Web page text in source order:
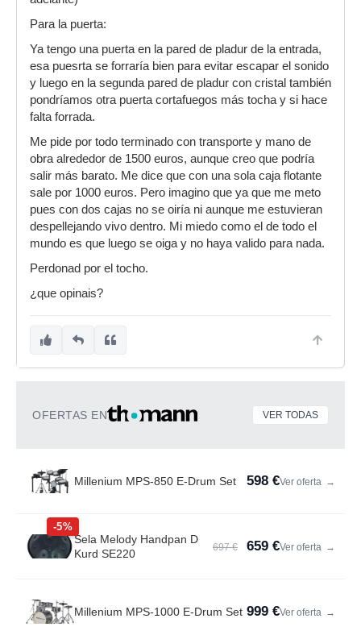
Para la puerta:
Ya tengo una puerta en la pared de pladur de la entrada,
esa puesrta se forraría bien para evitar escapar el sonido
y luego en la segunda pared de pladur con cristal también
pondríamos otra puerta cortafuegos más tocha y si hace
falta forrada.
Me pide por todo terminado con transporte y mano de
obra alrededor de 1500 euros, aunque creo que podría
salir más barato. Me dice que con una sola caja flotante
sale por 1000 euros. Pero imagino que ya que me meto
pues con dos cajas no se oiría ni aunque me estuvieran
despellejando vivo dentro. Mi miedo como el de todo el
mundo es que luego se oiga y no haya valido para nada.
Perdonad por el tocho.
¿que opinais?
OFERTAS EN VER TODAS
Millenium MPS-850 E-Drum Set 598 €Ver oferta →
-5%
Sela Melody Handpan D
Kurd SE220
697 € 659 €Ver oferta →
Millenium MPS-1000 E-Drum Set 999 €Ver oferta →